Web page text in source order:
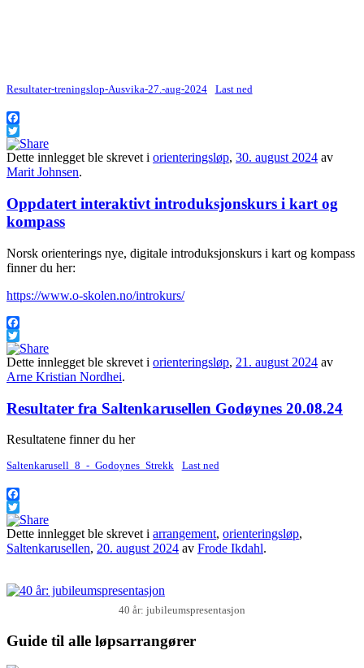
Resultater-treningslop-Ausvika-27.-aug-2024 Last ned
Facebook
Twitter
Dette innlegget ble skrevet i orienteringsløp, 30. august 2024 av
Marit Johnsen.
Oppdatert interaktivt introduksjonskurs i kart og
kompass
Norsk orienterings nye, digitale introduksjonskurs i kart og kompass
finner du her:
https://www.o-skolen.no/introkurs/
Facebook
Twitter
Dette innlegget ble skrevet i orienteringsløp, 21. august 2024 av
Arne Kristian Nordhei.
Resultater fra Saltenkarusellen Godøynes 20.08.24
Resultatene finner du her
Saltenkarusell_8_-_Godoynes_Strekk Last ned
Facebook
Twitter
Dette innlegget ble skrevet i arrangement, orienteringsløp,
Saltenkarusellen, 20. august 2024 av Frode Ikdahl.
40 år: jubileumspresentasjon
Guide til alle løpsarrangører